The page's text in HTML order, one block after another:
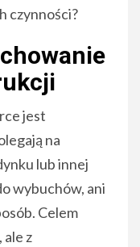
czynności?
jest
na
lub innej
wybuchów, ani
Celem
z